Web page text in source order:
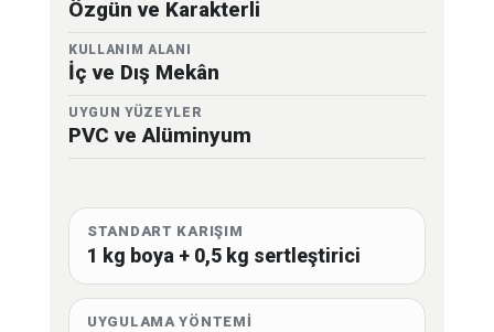
Özgün ve Karakterli
KULLANIM ALANI
İç ve Dış Mekân
UYGUN YÜZEYLER
PVC ve Alüminyum
STANDART KARIŞIM
1 kg boya + 0,5 kg sertleştirici
UYGULAMA YÖNTEMİ